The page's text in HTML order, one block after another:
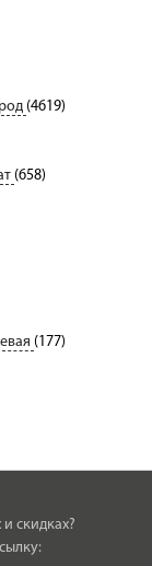
(4619)
(658)
(177)
скидках?